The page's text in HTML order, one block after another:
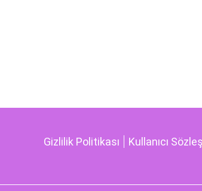
Gizlilik Politikası Kullanıcı